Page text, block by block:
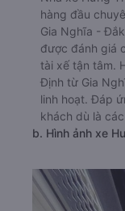
hàng đầu
Gia Nghĩa -
được đánh giá
tài xế tận tâm.
Định từ Gia
linh hoạt. Đáp
khách dù là
b. Hình ảnh xe